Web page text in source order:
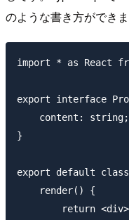
のような書き方ができま
import * as React
export interface
    content: string;
}
export default class
    render() {
return